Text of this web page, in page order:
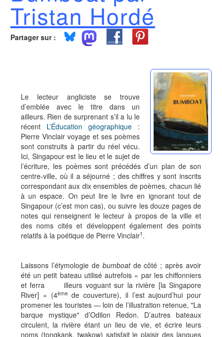
Tristan Hordé
Partager sur :
Le lecteur angliciste se trouve
d’emblée avec le titre dans un
ailleurs. Rien de surprenant s’il a lu le
récent L’Éducation géographique :
Pierre Vinclair voyage et ses poèmes
sont construits à partir du réel vécu.
Ici, Singapour est le lieu et le sujet de
l’écriture, les poèmes sont précédés d’un plan de son
centre-ville, où il a séjourné ; des chiffres y sont inscrits
correspondant aux dix ensembles de poèmes, chacun lié
à un espace. On peut lire le livre en ignorant tout de
Singapour (c’est mon cas), ou suivre les douze pages de
notes qui renseignent le lecteur à propos de la ville et
des noms cités et développent également des points
relatifs à la poétique de Pierre Vinclair1 .
Laissons l’étymologie de bumboatde côté ; après avoir
été un petit bateau utilisé autrefois « par les chiffonniers
et ferra illeurs voguant sur la rivière [la Singapore
River] » (4èmede couverture), il l’est aujourd’hui pour
promener les touristes — loin de l’illustration retenue, "La
barque mystique" d’Odilon Redon. D’autres bateaux
circulent, la rivière étant un lieu de vie, et écrire leurs
noms (tongkank, twakow) satisfait le plaisir des langues